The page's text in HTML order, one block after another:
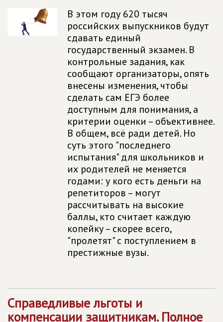
В этом году 620 тысяч
российских выпускников будут
сдавать единый
государственный экзамен. В
контрольные задания, как
сообщают организаторы, опять
внесены изменения, чтобы
сделать сам ЕГЭ более
доступным для понимания, а
критерии оценки – объективнее.
В общем, всё ради детей. Но
суть этого "последнего
испытания" для школьников и
их родителей не меняется
годами: у кого есть деньги на
репетиторов – могут
рассчитывать на высокие
баллы, кто считает каждую
копейку – скорее всего,
"пролетят" с поступлением в
престижные вузы.
Справедливые льготы и
компенсации защитникам. Полное